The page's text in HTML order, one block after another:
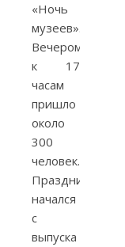
«Ночь
музеев».
Вечером
к 17
часам
пришло
около
300
человек.
Праздник
начался
с
выпуска